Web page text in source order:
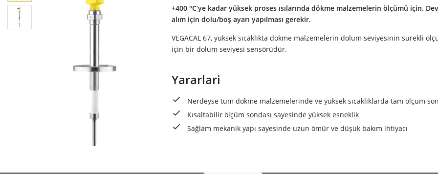
+400 °C’ye kadar yüksek proses ısılarında dökme malzemelerin ölçümü için.
alım için dolu/boş ayarı yapılması gerekir.
VEGACAL 67, yüksek sıcaklıkta dökme malzemelerin dolum seviyesinin sürekli
için bir dolum seviyesi sensörüdür.
Yararlari
Nerdeyse tüm dökme malzemelerinde ve yüksek sıcaklıklarda tam ölçüm
Kısaltabilir ölçüm sondası sayesinde yüksek esneklik
Sağlam mekanik yapı sayesinde uzun ömür ve düşük bakım ihtiyacı